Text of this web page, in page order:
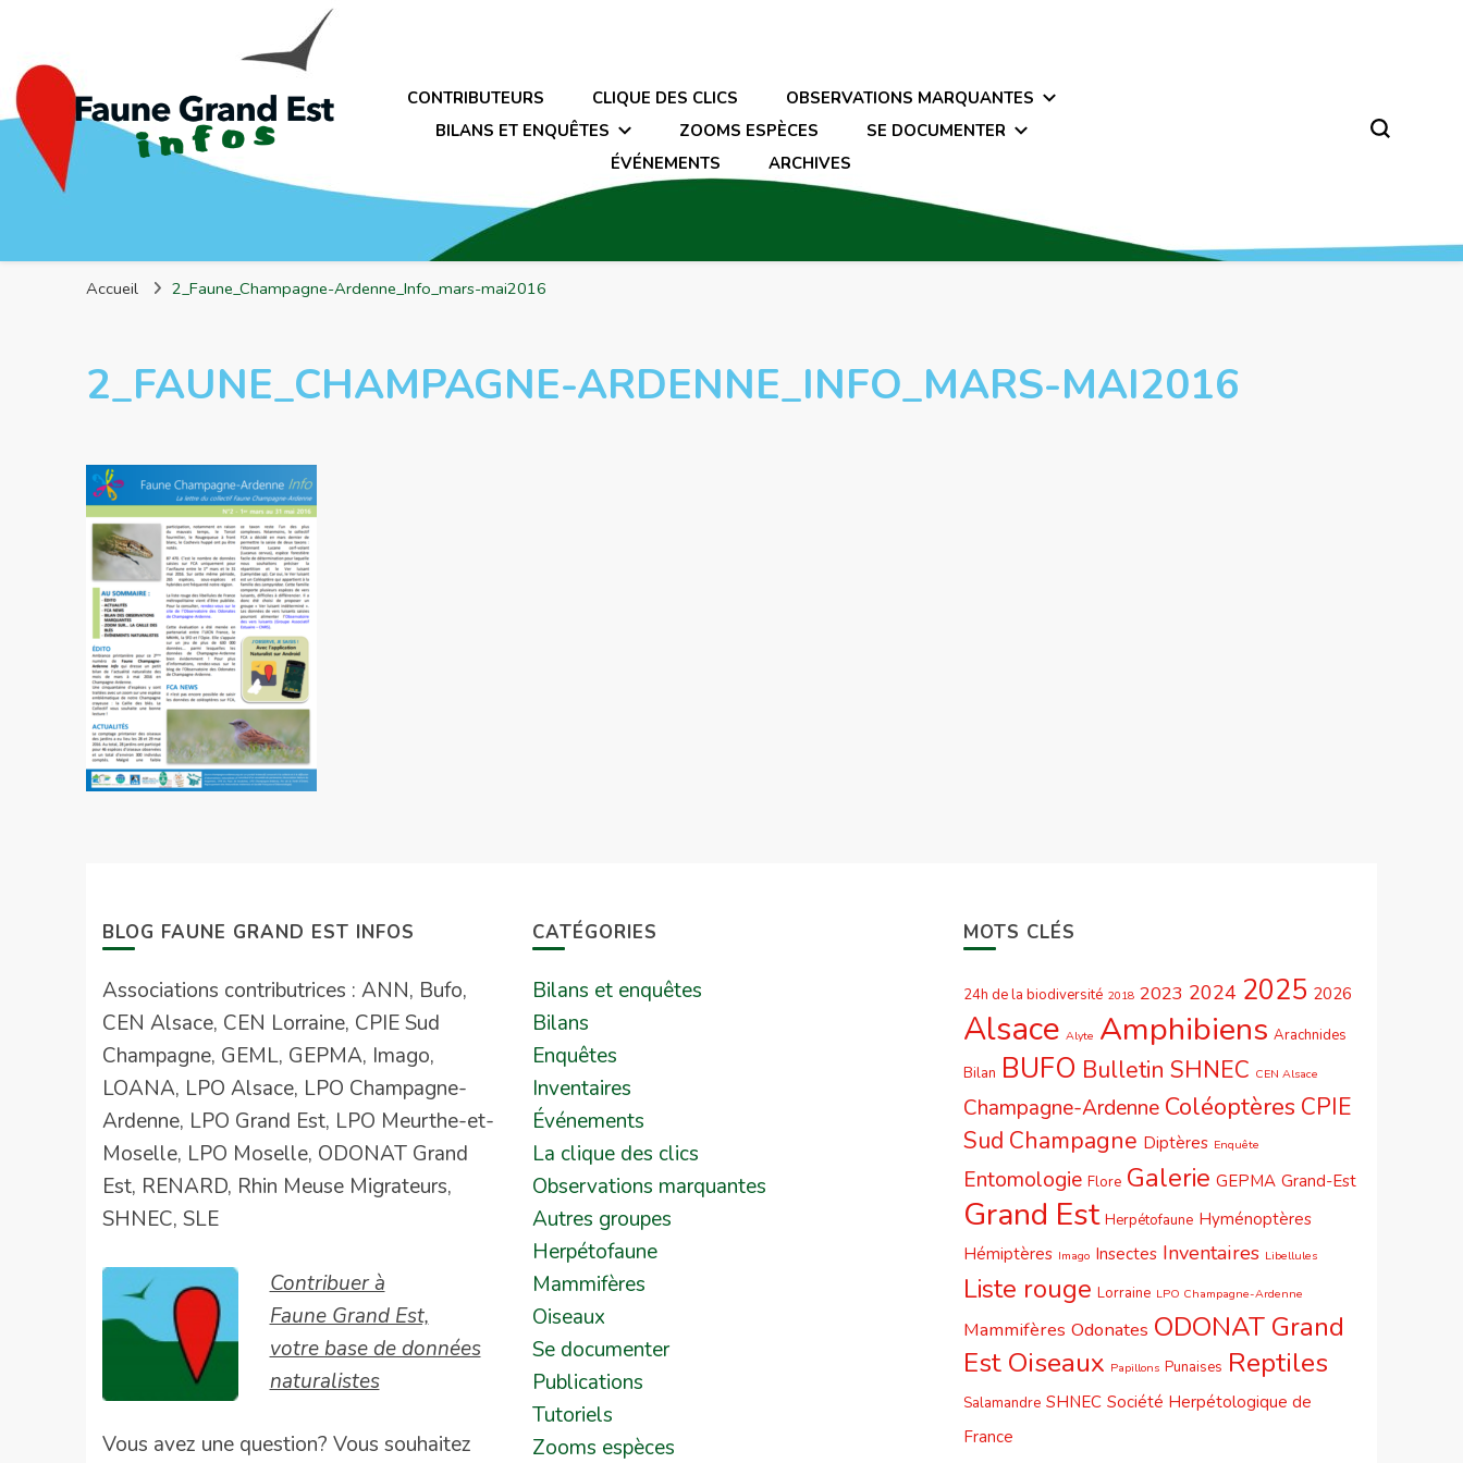
Faune Grand Est Infos
CONTRIBUTEURS CLIQUE DES CLICS
OBSERVATIONS MARQUANTES
BILANS ET ENQUÊTES
ZOOMS ESPÈCES
SE DOCUMENTER
ÉVÉNEMENTS
ARCHIVES
Accueil 2_Faune_Champagne-Ardenne_Info_mars-mai2016
2_FAUNE_CHAMPAGNE-ARDENNE_INFO_MARS-MAI2016
BLOG FAUNE GRAND EST INFOS
Associations contributrices : ANN, Bufo,
CEN Alsace, CEN Lorraine, CPIE Sud
Champagne, GEML, GEPMA, Imago,
LOANA, LPO Alsace, LPO Champagne-
Ardenne, LPO Grand Est, LPO Meurthe-et-
Moselle, LPO Moselle, ODONAT Grand
Est, RENARD, Rhin Meuse Migrateurs,
SHNEC, SLE
Contribuer à
Faune Grand Est,
votre base de données
naturalistes
Vous avez une question? Vous souhaitez
CATÉGORIES
Bilans et enquêtes
Bilans
Enquêtes
Inventaires
Événements
La clique des clics
Observations marquantes
Autres groupes
Herpétofaune
Mammifères
Oiseaux
Se documenter
Publications
Tutoriels
Zooms espèces
MOTS CLÉS
24h de la biodiversité 2018 2023 2024 2025 2026
Alsace Alyte Amphibiens Arachnides
Bilan BUFO Bulletin SHNEC CEN Alsace
Champagne-Ardenne Coléoptères CPIE
Sud Champagne Diptères Enquête
Entomologie Flore Galerie GEPMA Grand-Est
Grand Est Herpétofaune Hyménoptères
Hémiptères Imago Insectes Inventaires Libellules
Liste rouge Lorraine LPO Champagne-Ardenne
Mammifères Odonates ODONAT Grand
Est Oiseaux Papillons Punaises Reptiles
Salamandre SHNEC Société Herpétologique de
France